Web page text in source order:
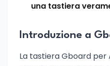
una tastiera
Introduzione a
La tastiera Gboard